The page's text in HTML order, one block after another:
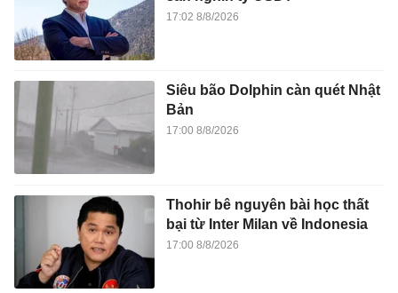
17:02 8/8/2026
Siêu bão Dolphin càn quét Nhật
Bản
17:00 8/8/2026
Thohir bê nguyên bài học thất
bại từ Inter Milan về Indonesia
17:00 8/8/2026